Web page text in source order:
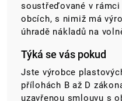
soustřeďované v
obcích, s nimiž má
úhradě nákladů na
Týká se vás pokud
Jste výrobce
přílohách B až D
uzavřenou smlouvu s